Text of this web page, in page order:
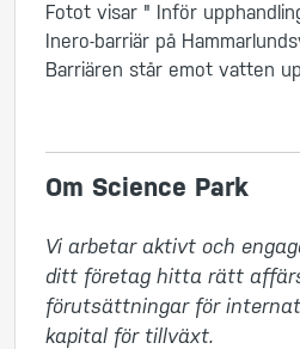
Fotot visar " Inför
Inero-barriär på
Barriären står emot vatten
Om Science Park
Vi arbetar aktivt och
ditt företag hitta rätt
förutsättningar för
kapital för tillväxt.